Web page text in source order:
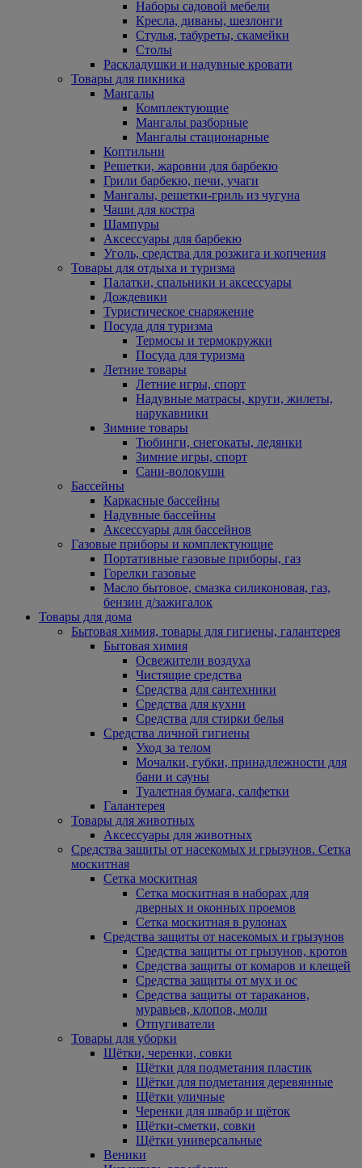
Наборы садовой мебели
Кресла, диваны, шезлонги
Стулья, табуреты, скамейки
Столы
Раскладушки и надувные кровати
Товары для пикника
Мангалы
Комплектующие
Мангалы разборные
Мангалы стационарные
Коптильни
Решетки, жаровни для барбекю
Грили барбекю, печи, учаги
Мангалы, решетки-гриль из чугуна
Чаши для костра
Шампуры
Аксессуары для барбекю
Уголь, средства для розжига и копчения
Товары для отдыха и туризма
Палатки, спальники и аксессуары
Дождевики
Туристическое снаряжение
Посуда для туризма
Термосы и термокружки
Посуда для туризма
Летние товары
Летние игры, спорт
Надувные матрасы, круги, жилеты,
нарукавники
Зимние товары
Тюбинги, снегокаты, ледянки
Зимние игры, спорт
Сани-волокуши
Бассейны
Каркасные бассейны
Надувные бассейны
Аксессуары для бассейнов
Газовые приборы и комплектующие
Портативные газовые приборы, газ
Горелки газовые
Масло бытовое, смазка силиконовая, газ,
бензин д/зажигалок
Товары для дома
Бытовая химия, товары для гигиены, галантерея
Бытовая химия
Освежители воздуха
Чистящие средства
Средства для сантехники
Средства для кухни
Средства для стирки белья
Средства личной гигиены
Уход за телом
Мочалки, губки, принадлежности для
бани и сауны
Туалетная бумага, салфетки
Галантерея
Товары для животных
Аксессуары для животных
Средства защиты от насекомых и грызунов. Сетка
москитная
Сетка москитная
Сетка москитная в наборах для
дверных и оконных проемов
Сетка москитная в рулонах
Средства защиты от насекомых и грызунов
Средства защиты от грызунов, кротов
Средства защиты от комаров и клещей
Средства защиты от мух и ос
Средства защиты от тараканов,
муравьев, клопов, моли
Отпугиватели
Товары для уборки
Щётки, черенки, совки
Щётки для подметания пластик
Щётки для подметания деревянные
Щётки уличные
Черенки для швабр и щёток
Щётки-сметки, совки
Щётки универсальные
Веники